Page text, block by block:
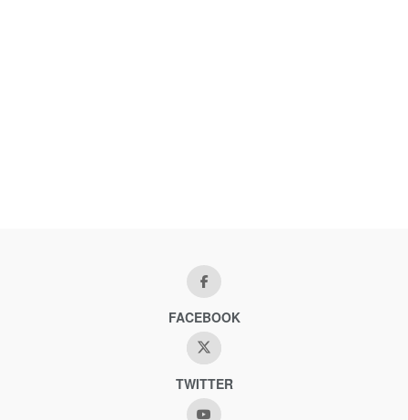
FACEBOOK
TWITTER